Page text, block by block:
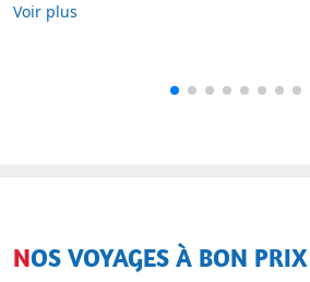
Voir plus
NOS VOYAGES À BON PRIX